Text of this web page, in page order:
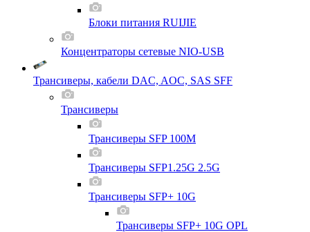
Блоки питания RUIJIE
Концентраторы сетевые NIO-USB
Трансиверы, кабели DAC, AOC, SAS SFF
Трансиверы
Трансиверы SFP 100M
Трансиверы SFP1.25G 2.5G
Трансиверы SFP+ 10G
Трансиверы SFP+ 10G OPL